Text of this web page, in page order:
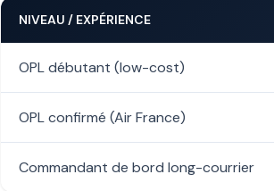
NIVEAU / EXPÉRIENCE
OPL débutant (low-cost)
OPL confirmé (Air France)
Commandant de bord long-courrier